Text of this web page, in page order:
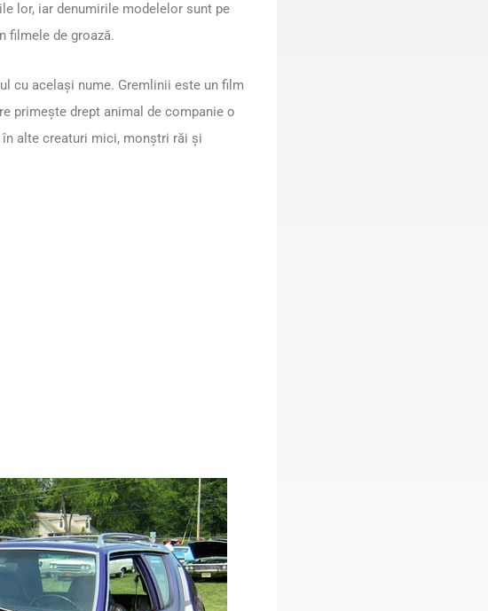
lor, iar denumirile modelelor sunt pe
filmele de groază.
cu același nume. Gremlinii este un film
primește drept animal de companie o
alte creaturi mici, monștri răi și